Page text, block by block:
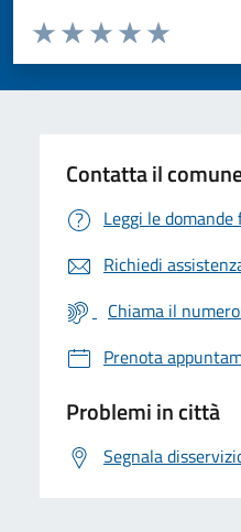
Valuta da 1 a 5 stelle la pagina
Valuta 5
Valuta 4 stelle
Valuta 3 stelle su 5
Valuta 2 stelle su 5
Valuta 1 stelle su 5
Contatta il
Leggi le
Richiedi
Chiama il
Prenota
Problemi in città
Segnala